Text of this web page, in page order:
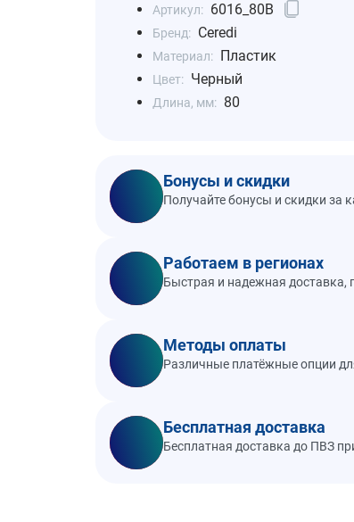
Артикул: 6016_80B
Бренд: Ceredi
Материал: Пластик
Цвет: Черный
Длина, мм: 80
Бонусы и скидки
Получайте бонусы и скидки за
Работаем в регионах
Быстрая и надежная доставка,
Методы оплаты
Различные платёжные опции
Бесплатная доставка
Бесплатная доставка до ПВЗ